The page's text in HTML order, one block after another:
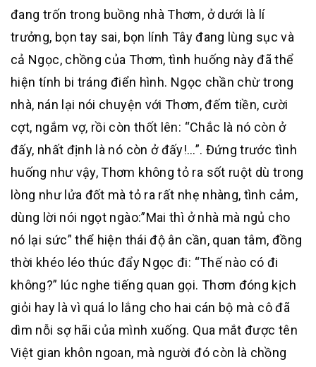
đang trốn trong buồng nhà Thơm, ở dưới là lí
trưởng, bọn tay sai, bọn lính Tây đang lùng sục và
cả Ngọc, chồng của Thơm, tình huống này đã thể
hiện tính bi tráng điển hình. Ngọc chần chừ trong
nhà, nán lại nói chuyện với Thơm, đếm tiền, cười
cợt, ngắm vợ, rồi còn thốt lên: “Chắc là nó còn ở
đấy, nhất định là nó còn ở đấy!…”. Đứng trước tình
huống như vậy, Thơm không tỏ ra sốt ruột dù trong
lòng như lửa đốt mà tỏ ra rất nhẹ nhàng, tình cảm,
dùng lời nói ngọt ngào:”Mai thì ở nhà mà ngủ cho
nó lại sức” thể hiện thái độ ân cần, quan tâm, đồng
thời khéo léo thúc đẩy Ngọc đi: “Thế nào có đi
không?” lúc nghe tiếng quan gọi. Thơm đóng kịch
giỏi hay là vì quá lo lắng cho hai cán bộ mà cô đã
dìm nỗi sợ hãi của mình xuống. Qua mắt được tên
Việt gian khôn ngoan, mà người đó còn là chồng